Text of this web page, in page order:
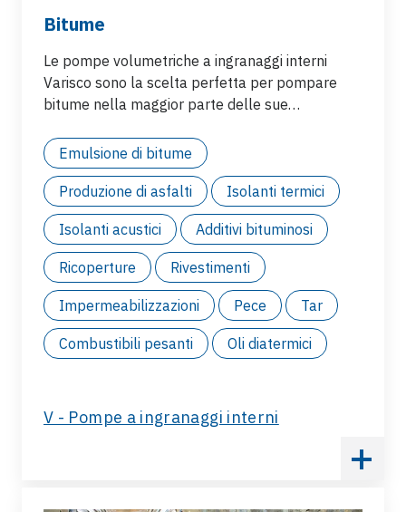
Bitume
Le pompe volumetriche a ingranaggi interni
Varisco sono la scelta perfetta per pompare
bitume nella maggior parte delle sue
caratteristiche meccaniche e costruttive e per la
loro elasticità nel gestire viscosità e abrasività
variabili
Emulsione di bitume
Produzione di asfalti Isolanti termici
Isolanti acustici Additivi bituminosi
Ricoperture Rivestimenti
Impermeabilizzazioni Pece Tar
Combustibili pesanti Oli diatermici
V - Pompe a ingranaggi interni